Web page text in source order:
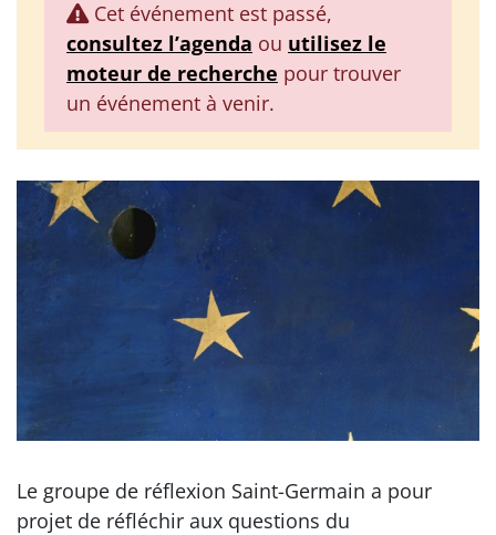
Cet événement est passé,
consultez l’agenda ou utilisez le
moteur de recherche pour trouver
un événement à venir.
Le groupe de réflexion Saint-Germain a pour
projet de réfléchir aux questions du